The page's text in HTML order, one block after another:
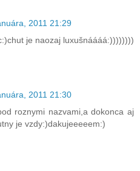
2011 21:29
je naozaj luxušnáááá:))))))))
2011 21:30
roznymi nazvami,a dokonca aj
je vzdy:)dakujeeeeem:)